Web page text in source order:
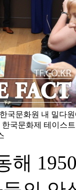
국문화원 내 밀다
국문화제 테이스
해